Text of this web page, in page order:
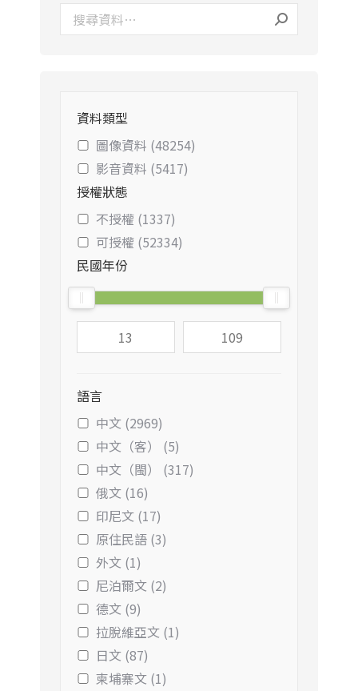
資料類型
圖像資料 (48254)
影音資料 (5417)
授權狀態
不授權 (1337)
可授權 (52334)
民國年份
語言
中文 (2969)
中文（客） (5)
中文（閩） (317)
俄文 (16)
印尼文 (17)
原住民語 (3)
外文 (1)
尼泊爾文 (2)
德文 (9)
拉脫維亞文 (1)
日文 (87)
柬埔寨文 (1)